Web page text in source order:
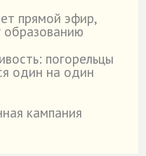
прямой эфир,
погорельцы
один на один
кампания